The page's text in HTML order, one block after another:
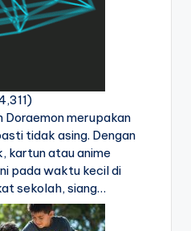
merupakan
tidak asing. Dengan
kartun atau anime
pada waktu kecil di
sekolah, siang…